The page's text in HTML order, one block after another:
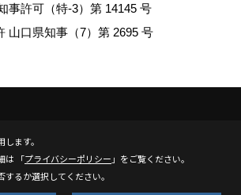
事許可（特-3）第 14145 号
山口県知事（7）第 2695 号
All Rights Reserved.
エイト
ます。
は 「プライバシーポリシー 」をご覧ください。
るか選択してください。